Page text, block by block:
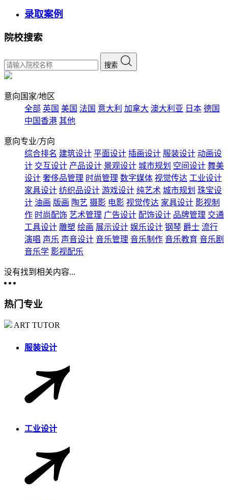
录取案例
院校搜索
搜索
意向国家/地区
全部 英国 美国 法国 意大利 加拿大 澳大利亚 日本 德国
中国香港 其他
意向专业/方向
综合排名 建筑设计 平面设计 插画设计 服装设计 动画设
计 交互设计 产品设计 景观设计 城市规划 空间设计 舞美
设计 奢侈品管理 时尚管理 数字媒体 视觉传达 工业设计
家具设计 纺织品设计 游戏设计 纯艺术 城市规划 珠宝设
计 油画 版画 陶艺 摄影 电影 视觉传达 家具设计 影视制
作 时尚配饰 艺术管理 广告设计 配饰设计 品牌管理 交通
工具设计 雕塑 绘画 展示设计 娱乐设计 钢琴 爵士 流行
演唱 声乐 声音设计 音乐管理 音乐制作 音乐教育 音乐剧
音乐学 影视配乐
没有找到相关内容...
热门专业
ART TUTOR
服装设计
工业设计